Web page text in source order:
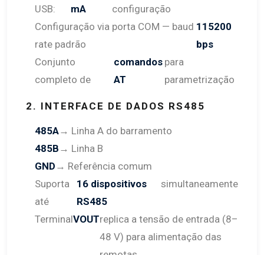
USB:
mA
configuração
Configuração via porta COM — baud
rate padrão
115200
bps
Conjunto
completo de
comandos
AT
para
parametrização
2. INTERFACE DE DADOS RS485
485A→ Linha A do barramento
485B → Linha B
GND → Referência comum
Suporta
até
16 dispositivos
RS485
simultaneamente
TerminalVOUTreplica a tensão de entrada (8–
48 V) para alimentação das